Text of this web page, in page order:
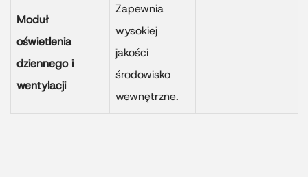
Moduł
oświetlenia
dziennego i
wentylacji
Zapewnia
wysokiej
jakości
środowisko
wewnętrzne.